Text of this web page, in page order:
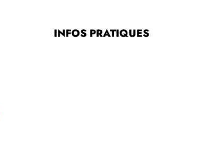
INFOS PRATIQUES